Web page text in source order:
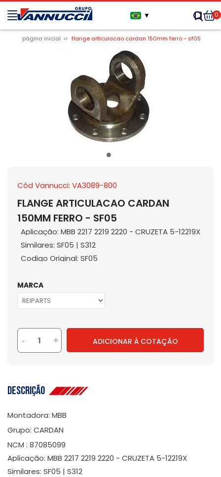
▼ 0
página inicial flange articulacao cardan 150mm ferro - sf05
Cód Vannucci: VA3089-800
FLANGE ARTICULACAO CARDAN
150MM FERRO - SF05
Aplicação: MBB 2217 2219 2220 - CRUZETA 5-12219X
Similares: SF05 | S312
Codigo Original: SF05
MARCA
- + ADICIONAR À COTAÇÃO
Descrição
Montadora: MBB
Grupo: CARDAN
NCM : 87085099
Aplicação: MBB 2217 2219 2220 - CRUZETA 5-12219X
Similares: SF05 | S312